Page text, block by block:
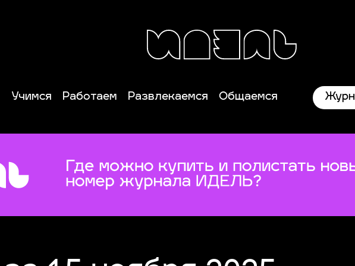
Учимся Работаем Развлекаемся Общаемся